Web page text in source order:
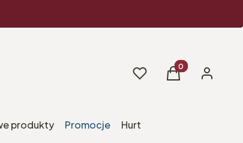
UlubioneProdukty w
Koszyk Zaloguj
produkty Promocje Hurt